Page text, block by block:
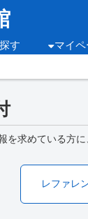
す マイペ
を求めている方
レファレ